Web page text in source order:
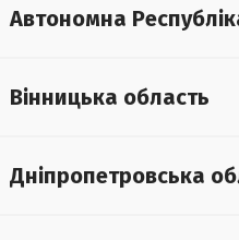
Автономна
Вінницька область
Дніпропетровська